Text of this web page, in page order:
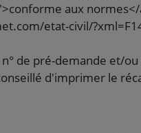
aux normes</
etat-civil/
de pré-demande et/ou
d'imprimer le